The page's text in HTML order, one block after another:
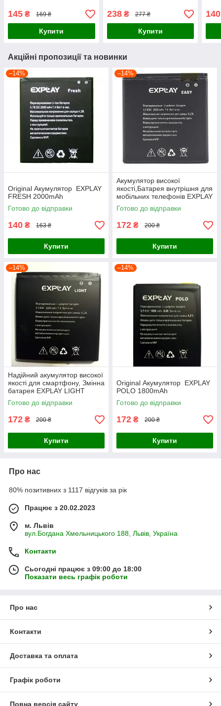
145 ₴ 169 ₴
Купити
238₴ 277 ₴
Купити
140
Акційні пропозиції та новинки
–14%
Оriginal Акумулятор EXPLAY
FRESH 2000mAh
Готово до відправки
140 ₴ 163 ₴
Купити
–14%
Акумулятор високої
якості,Батарея внутрішня для
мобільних телефонів EXPLAY
EASY 2000mAh
Готово до відправки
172 ₴ 200 ₴
Купити
–14%
Надійний акумулятор високої
якості для смартфону, Змінна
батарея EXPLAY LIGHT
2000mAh
Готово до відправки
172 ₴ 200 ₴
Купити
–14%
Оriginal Акумулятор EXPLAY
POLO 1800mAh
Готово до відправки
172 ₴ 200 ₴
Купити
Про нас
80% позитивних з 1117 відгуків за рік
Працює з 20.02.2023
м. Львів
вул.Богдана Хмельницького 188, Львів, Україна
Контакти
Сьогодні працює з 09:00 до 18:00
Показати весь графік роботи
Про нас
Контакти
Доставка та оплата
Графік роботи
Повна версія сайту